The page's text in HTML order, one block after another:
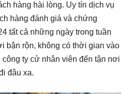
hàng hài lòng. Uy tín dịch vụ
hàng đánh giá và chứng
tất cả những ngày trong tuần
bận rộn, không có thời gian vào
ty cử nhân viên đến tận nơi
đâu xa.